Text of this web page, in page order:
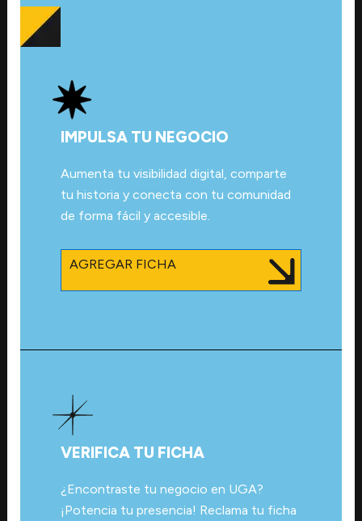
IMPULSA TU NEGOCIO
Aumenta tu visibilidad digital, comparte
tu historia y conecta con tu comunidad
de forma fácil y accesible.
AGREGAR FICHA
VERIFICA TU FICHA
¿Encontraste tu negocio en UGA?
¡Potencia tu presencia! Reclama tu ficha